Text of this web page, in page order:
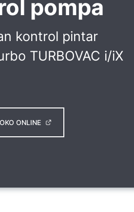
pompa
kontrol pintar
TURBOVAC i/iX
ONLINE